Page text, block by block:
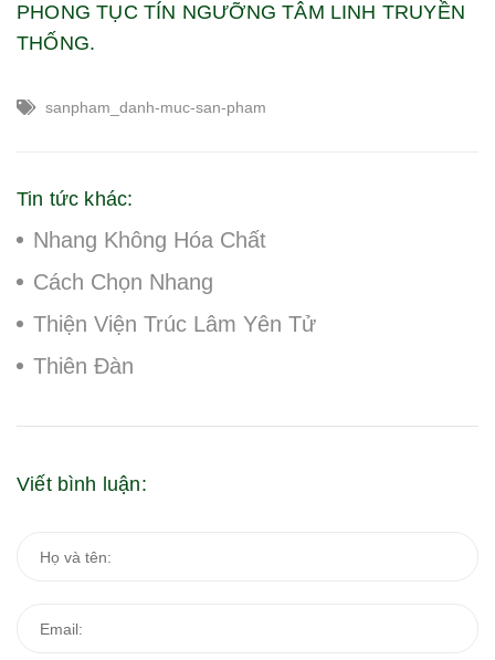
PHONG TỤC TÍN NGƯỠNG TÂM LINH TRUYỀN
THỐNG.
sanpham_danh-muc-san-pham
Tin tức khác:
Nhang Không Hóa Chất
Cách Chọn Nhang
Thiện Viện Trúc Lâm Yên Tử
Thiên Đàn
Viết bình luận: